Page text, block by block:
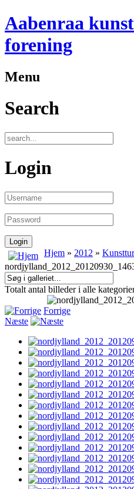
Aabenraa
forening
Menu
Search
Login
Hjem » 2012 »
Totalt antal billeder i alle
Forrige
Næste